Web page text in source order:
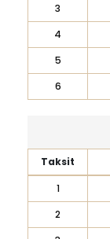
3
4
5
6
Taksit
1
2